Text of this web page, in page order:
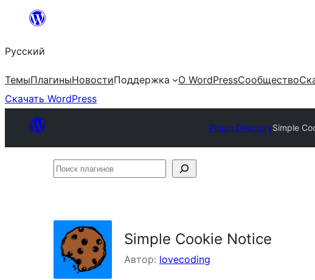
Перейти
содержимому
Русский
ТемыПлагиныНовостиПоддержка О WordPressСообщество
Скачать WordPress
Plugin DirectorySimple
Поиск
Simple Cookie Notice
Автор: lovecoding